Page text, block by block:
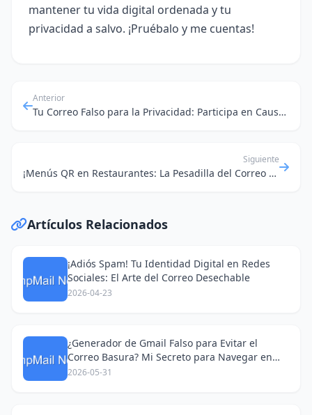
mantener tu vida digital ordenada y tu
privacidad a salvo. ¡Pruébalo y me cuentas!
Anterior
Tu Correo Falso para la Privacidad: Participa en Causas Sociales Sin Dejar Rastro
Siguiente
¡Menús QR en Restaurantes: La Pesadilla del Correo Electrónico Desechable y la Búsqueda de Trabajo
Artículos Relacionados
¡Adiós Spam! Tu Identidad Digital en Redes
Sociales: El Arte del Correo Desechable
2026-04-23
¿Generador de Gmail Falso para Evitar el
Correo Basura? Mi Secreto para Navegar en
Redes Sociales
2026-05-31